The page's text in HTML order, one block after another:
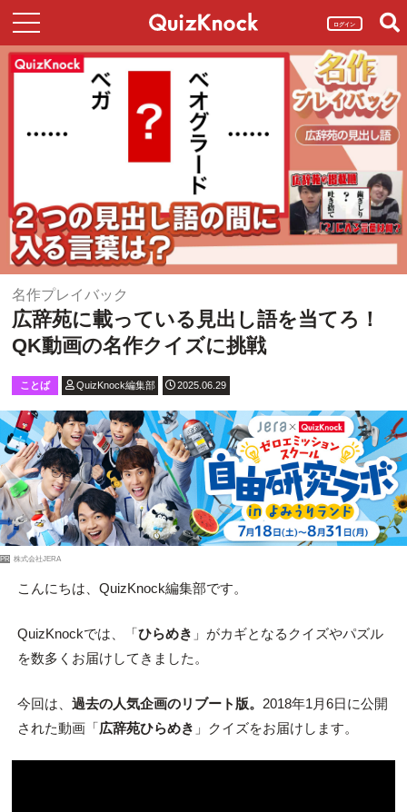
ログイン
名作プレイバック
広辞苑に載っている見出し語を当てろ！
QK動画の名作クイズに挑戦
ことば QuizKnock編集部 2025.06.29
PR 株式会社JERA
こんにちは、QuizKnock編集部です。
QuizKnockでは、「ひらめき 」がカギとなるクイズやパズル
を数多くお届けしてきました。
今回は、 過去の人気企画のリブート版。 2018年1月6日に公開
された動画「広辞苑ひらめき 」クイズをお届けします。